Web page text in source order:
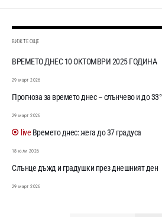
ВИЖТЕ ОЩЕ
ВРЕМЕТО ДНЕС 10 ОКТОМВРИ 2025 ГОДИНА
29 март 2026
Прогноза за времето днес – слънчево и до 33°
29 март 2026
Времето днес: жега до 37 градуса
18 юли 2026
Слънце дъжд и градушки през днешният ден
29 март 2026